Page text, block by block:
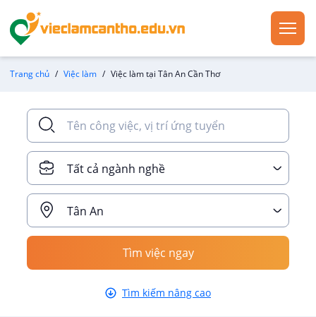
Trang chủ Việc làm Việc làm tại Tân An Cần Thơ
Tất cả ngành nghề
Tân An
Tìm việc ngay
Tìm kiếm nâng cao